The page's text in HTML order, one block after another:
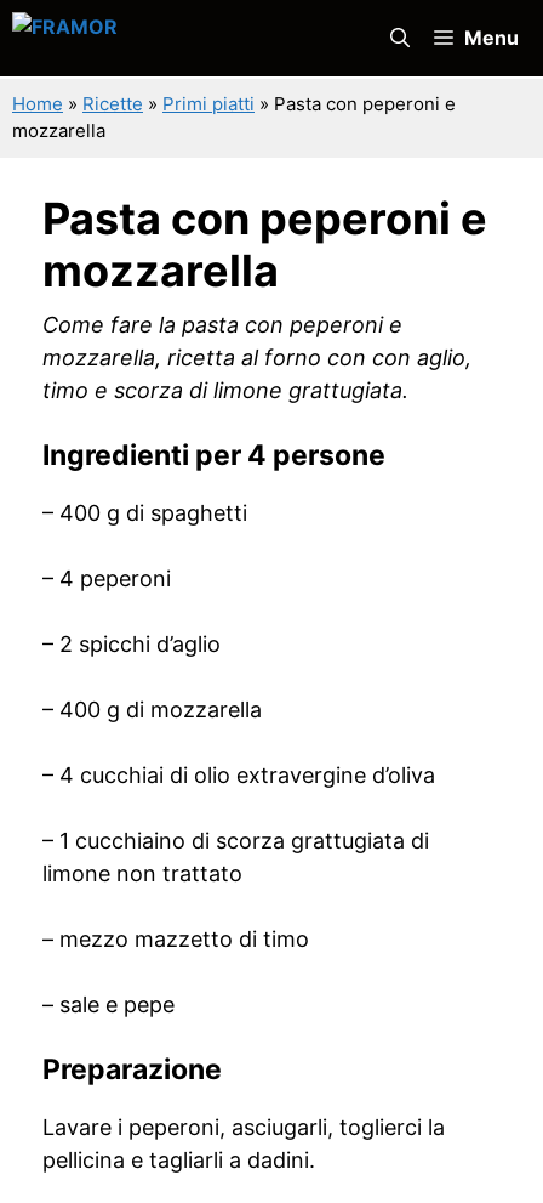
Vai
contenuto
Menu
Home » Ricette » Primi piatti » Pasta con peperoni e
mozzarella
Pasta con peperoni e
mozzarella
Come fare la pasta con peperoni e
mozzarella, ricetta al forno con con aglio,
timo e scorza di limone grattugiata.
Ingredienti per 4 persone
– 400 g di spaghetti
– 4 peperoni
– 2 spicchi d’aglio
– 400 g di mozzarella
– 4 cucchiai di olio extravergine d’oliva
– 1 cucchiaino di scorza grattugiata di
limone non trattato
– mezzo mazzetto di timo
– sale e pepe
Preparazione
Lavare i peperoni, asciugarli, toglierci la
pellicina e tagliarli a dadini.